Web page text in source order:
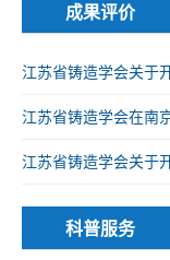
成果评价
江苏省铸造学会关于
果评价工作的通知
江苏省铸造学会在南
构设计与精准制造技
江苏省铸造学会关于
的通知
科普服务